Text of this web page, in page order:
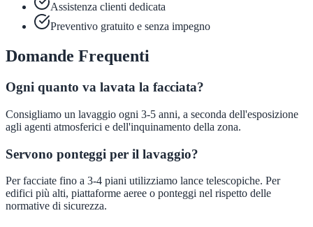
Assistenza clienti dedicata
Preventivo gratuito e senza impegno
Domande Frequenti
Ogni quanto va lavata la facciata?
Consigliamo un lavaggio ogni 3-5 anni, a seconda dell'esposizione
agli agenti atmosferici e dell'inquinamento della zona.
Servono ponteggi per il lavaggio?
Per facciate fino a 3-4 piani utilizziamo lance telescopiche. Per
edifici più alti, piattaforme aeree o ponteggi nel rispetto delle
normative di sicurezza.